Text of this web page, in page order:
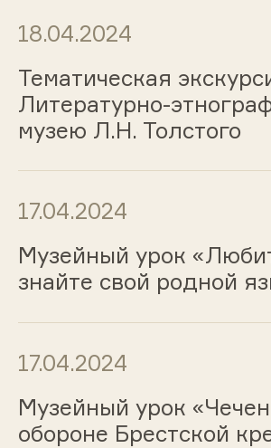
18.04.2024
Тематическая
Литературно-
музею Л.Н. Толстого
17.04.2024
Музейный урок
знайте свой родной
17.04.2024
Музейный урок
обороне Брестской